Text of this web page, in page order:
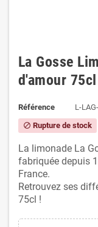
La Gosse
d'amour 75cl
Référence L-
block Rupture de stock
La limonade La
fabriquée depuis
France.
Retrouvez ses
75cl !